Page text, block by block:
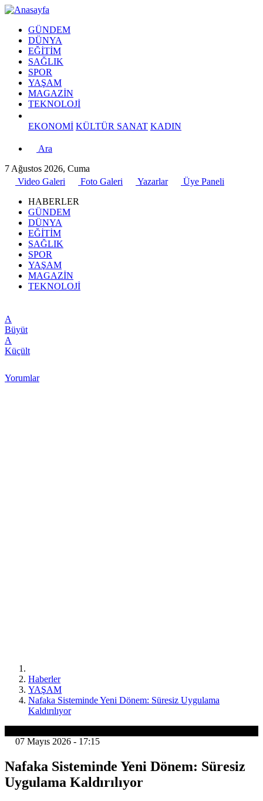
GÜNDEM
DÜNYA
EĞİTİM
SAĞLIK
SPOR
YAŞAM
MAGAZİN
TEKNOLOJİ
EKONOMİ KÜLTÜR SANAT KADIN
Ara
7 Ağustos 2026, Cuma
Video Galeri
Foto Galeri Yazarlar
Üye Paneli
HABERLER
GÜNDEM
DÜNYA
EĞİTİM
SAĞLIK
SPOR
YAŞAM
MAGAZİN
TEKNOLOJİ
A
Büyüt
A
Küçült
Yorumlar
Haberler
YAŞAM
Nafaka Sisteminde Yeni Dönem: Süresiz Uygulama
Kaldırılıyor
07 Mayıs 2026 - 17:15
Nafaka Sisteminde Yeni Dönem: Süresiz
Uygulama Kaldırılıyor